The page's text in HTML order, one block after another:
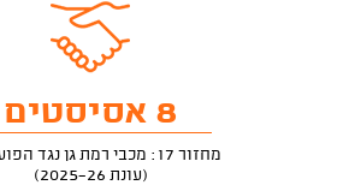
8 אסיסטים
מחזור 17: מכבי רמת גן נגד הפועל י-ם
(עונת 2025-26)